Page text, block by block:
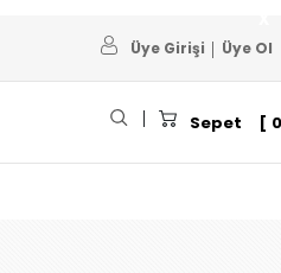
Üye Girişi Üye Ol
Sepet 0